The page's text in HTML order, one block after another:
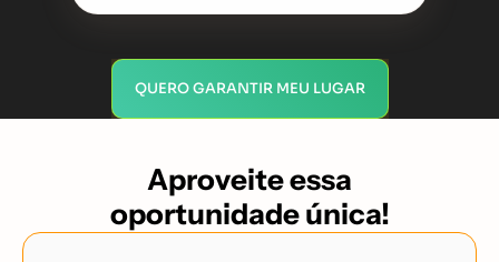
QUERO GARANTIR MEU LUGAR
Aproveite essa
oportunidade única!